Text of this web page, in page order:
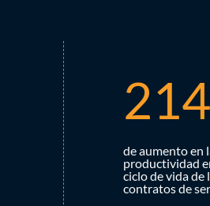
214
de aumento en
productividad
ciclo de vida de
contratos de